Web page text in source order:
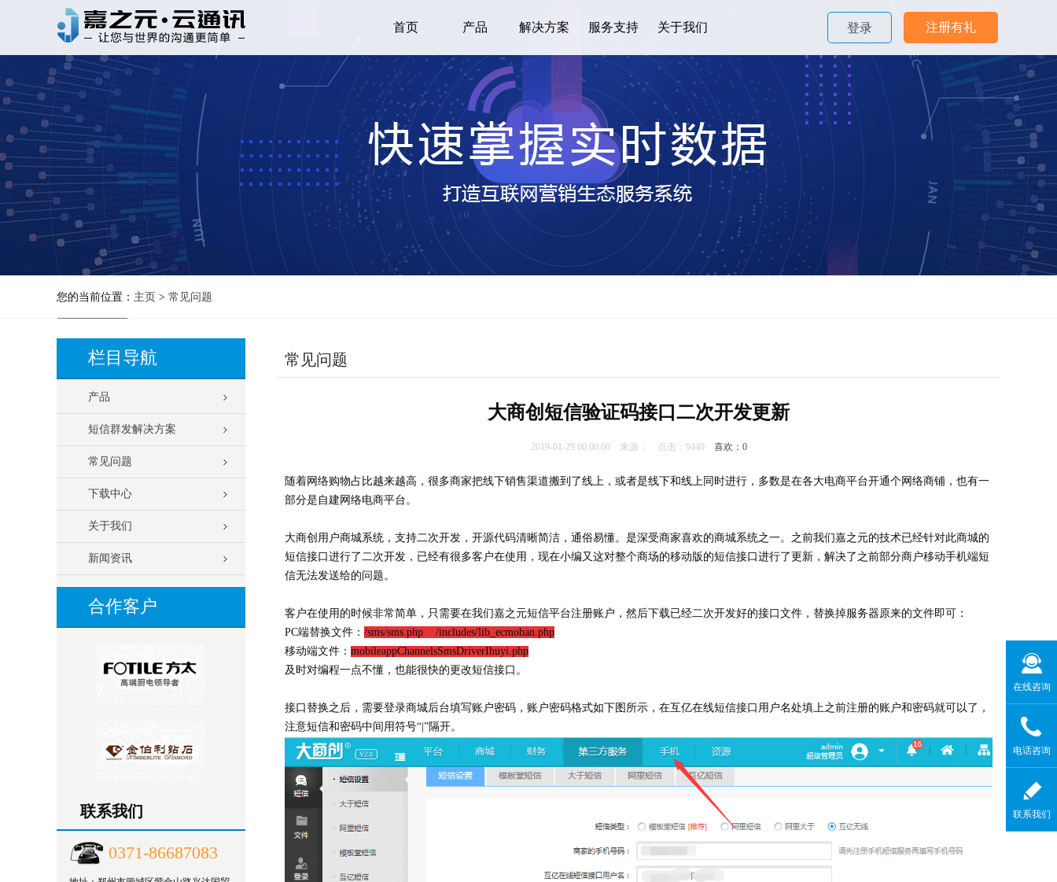
首页 产品 解决方案 服务支持 关于我们 登录 注册有礼
您的当前位置： 主页 > 常见问题
栏目导航
产品
短信群发解决方案
常见问题
下载中心
关于我们
新闻资讯
合作客户
联系我们
0371-86687083
常见问题
大商创短信验证码接口二次开发更新
2019-01-29 00:00:00 来源： 点击：9440 喜欢： 0
随着网络购物占比越来越高，很多商家把线下销售渠道搬到了线上，或者是线下和线上同时进行，多数是在各大电商平台开通个网络商铺，也有一
部分是自建网络电商平台。
大商创用户商城系统，支持二次开发，开源代码清晰简洁，通俗易懂。是深受商家喜欢的商城系统之一。之前我们嘉之元的技术已经针对此商城的
短信接口进行了二次开发，已经有很多客户在使用，现在小编又这对整个商场的移动版的短信接口进行了更新，解决了之前部分商户移动手机端短
信无法发送给的问题。
客户在使用的时候非常简单，只需要在我们嘉之元短信平台注册账户，然后下载已经二次开发好的接口文件，替换掉服务器原来的文件即可：
PC端替换文件： /sms/sms.php /includes/lib_ecmoban.php
移动端文件： mobileappChannelsSmsDriverIhuyi.php
及时对编程一点不懂，也能很快的更改短信接口。
接口替换之后，需要登录商城后台填写账户密码，账户密码格式如下图所示，在互亿在线短信接口用户名处填上之前注册的账户和密码就可以了，
注意短信和密码中间用符号“|”隔开。
在线咨询
电话咨询
联系我们